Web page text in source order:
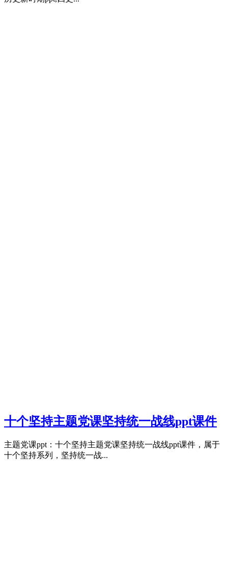
十个坚持主题党课坚持统一战线ppt课件
主题党课ppt：十个坚持主题党课坚持统一战线ppt课件，属于
十个坚持系列，坚持统一战...